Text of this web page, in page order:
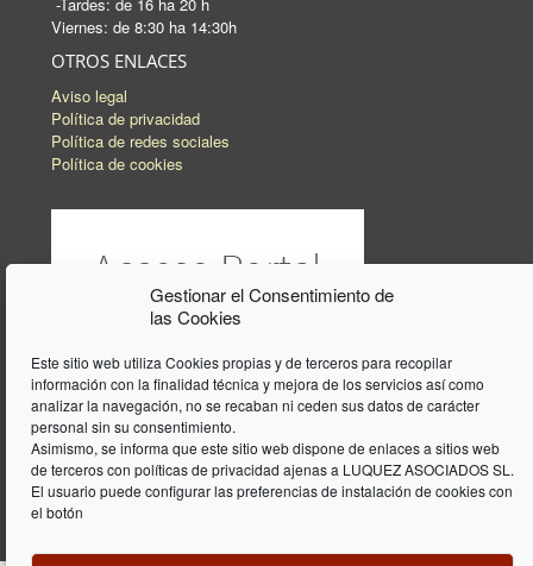
Gestionar el Consentimiento de
las Cookies
Este sitio web utiliza Cookies propias y de terceros para recopilar
información con la finalidad técnica y mejora de los servicios así como
analizar la navegación, no se recaban ni ceden sus datos de carácter
personal sin su consentimiento.
Asimismo, se informa que este sitio web dispone de enlaces a sitios web
de terceros con políticas de privacidad ajenas a LUQUEZ ASOCIADOS SL.
El usuario puede configurar las preferencias de instalación de cookies con
el botón
Viernes: de 8:30 ha 14:30h
OTROS ENLACES
Aviso legal
Política de privacidad
Política de redes sociales
Política de cookies